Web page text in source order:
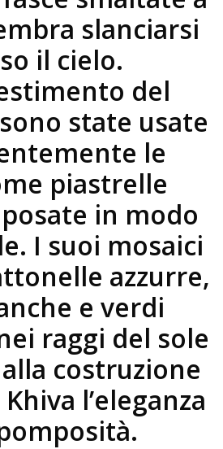
slanciarsi
il cielo.
del
state usate
le
piastrelle
in modo
I suoi mosaici
azzurre,
e verdi
raggi del sole
costruzione
l’eleganza